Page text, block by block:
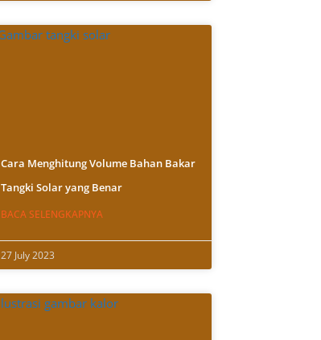
Cara Menghitung Volume Bahan Bakar
Tangki Solar yang Benar
BACA SELENGKAPNYA
27 July 2023